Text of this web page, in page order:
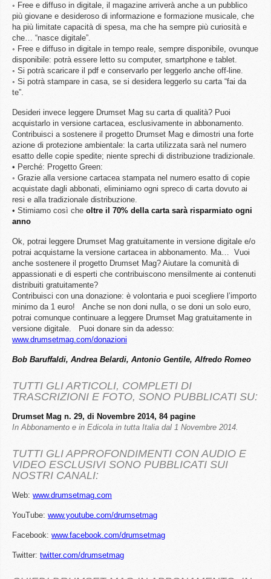
◦ Free e diffuso in digitale, il magazine arriverà anche a un pubblico
più giovane e desideroso di informazione e formazione musicale, che
ha più limitate capacità di spesa, ma che ha sempre più curiosità e
che… “nasce digitale”.
◦ Free e diffuso in digitale in tempo reale, sempre disponibile, ovunque
disponibile: potrà essere letto su computer, smartphone e tablet.
◦ Si potrà scaricare il pdf e conservarlo per leggerlo anche off-line.
◦ Si potrà stampare in casa, se si desidera leggerlo su carta “fai da
te”.
Desideri invece leggere Drumset Mag su carta di qualità? Puoi
acquistarlo in versione cartacea, esclusivamente in abbonamento.
Contribuisci a sostenere il progetto Drumset Mag e dimostri una forte
azione di protezione ambientale: la carta utilizzata sarà nel numero
esatto delle copie spedite; niente sprechi di distribuzione tradizionale.
• Perché: Progetto Green:
◦ Grazie alla versione cartacea stampata nel numero esatto di copie
acquistate dagli abbonati, eliminiamo ogni spreco di carta dovuto ai
resi e alla tradizionale distribuzione.
• Stimiamo così che oltre il 70% della carta sarà risparmiato ogni
anno
Ok, potrai leggere Drumset Mag gratuitamente in versione digitale e/o
potrai acquistarne la versione cartacea in abbonamento. Ma… Vuoi
anche sostenere il progetto Drumset Mag? Aiutare la comunità di
appassionati e di esperti che contribuiscono mensilmente ai contenuti
distribuiti gratuitamente?
Contribuisci con una donazione: è volontaria e puoi scegliere l’importo
minimo da 1 euro! Anche se non doni nulla, o se doni un solo euro,
potrai comunque continuare a leggere Drumset Mag gratuitamente in
versione digitale. Puoi donare sin da adesso:
www.drumsetmag.com/donazioni
Bob Baruffaldi, Andrea Belardi, Antonio Gentile, Alfredo Romeo
TUTTI GLI ARTICOLI, COMPLETI DI
TRASCRIZIONI E FOTO, SONO PUBBLICATI SU:
Drumset Mag n. 29, di Novembre 2014, 84 pagine
In Abbonamento e in Edicola in tutta Italia dal 1 Novembre 2014.
TUTTI GLI APPROFONDIMENTI CON AUDIO E
VIDEO ESCLUSIVI SONO PUBBLICATI SUI
NOSTRI CANALI:
Web: www.drumsetmag.com
YouTube: www.youtube.com/drumsetmag
Facebook: www.facebook.com/drumsetmag
Twitter: twitter.com/drumsetmag